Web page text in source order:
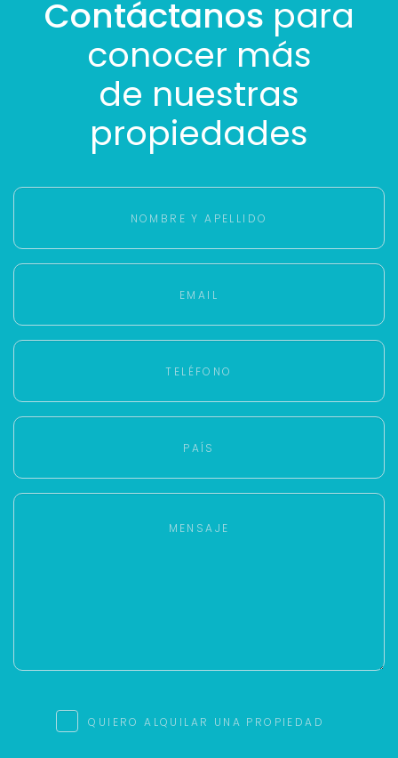
Contáctanos para
conocer más
de nuestras
propiedades
QUIERO ALQUILAR UNA PROPIEDAD